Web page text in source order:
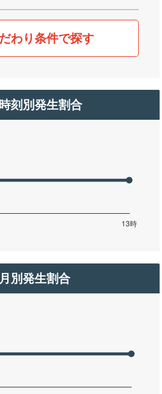
わり条件で探す
刻別発生割合
別発生割合